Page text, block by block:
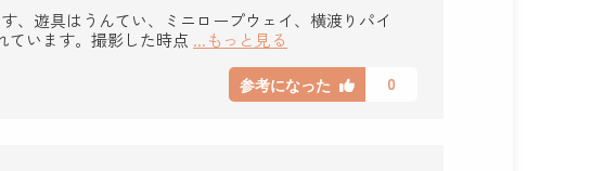
、遊具はうんてい、ミニロープウェイ、横渡りパイ
ています。撮影した時点 ...もっと見る
参考になった 0